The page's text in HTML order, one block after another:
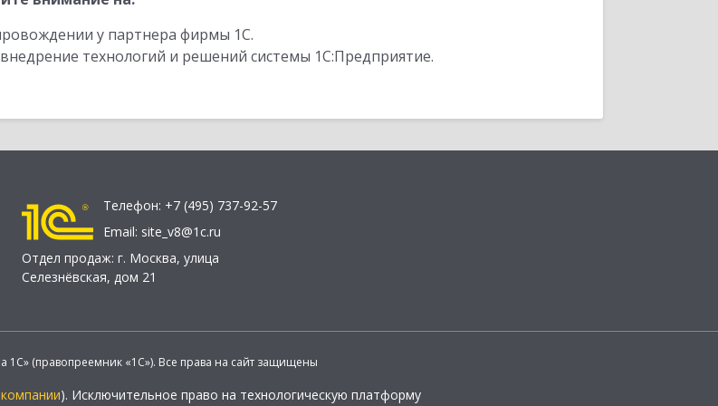
у партнера фирмы 1С.
технологий и решений системы 1С:Предприятие.
Телефон: +7 (495) 737-92-57
Email: site_v8@1c.ru
Отдел продаж: г. Москва, улица
Селезнёвская, дом 21
1С» (правопреемник «1С»). Все права на сайт защищены
). Исключительное право на технологическую платформу